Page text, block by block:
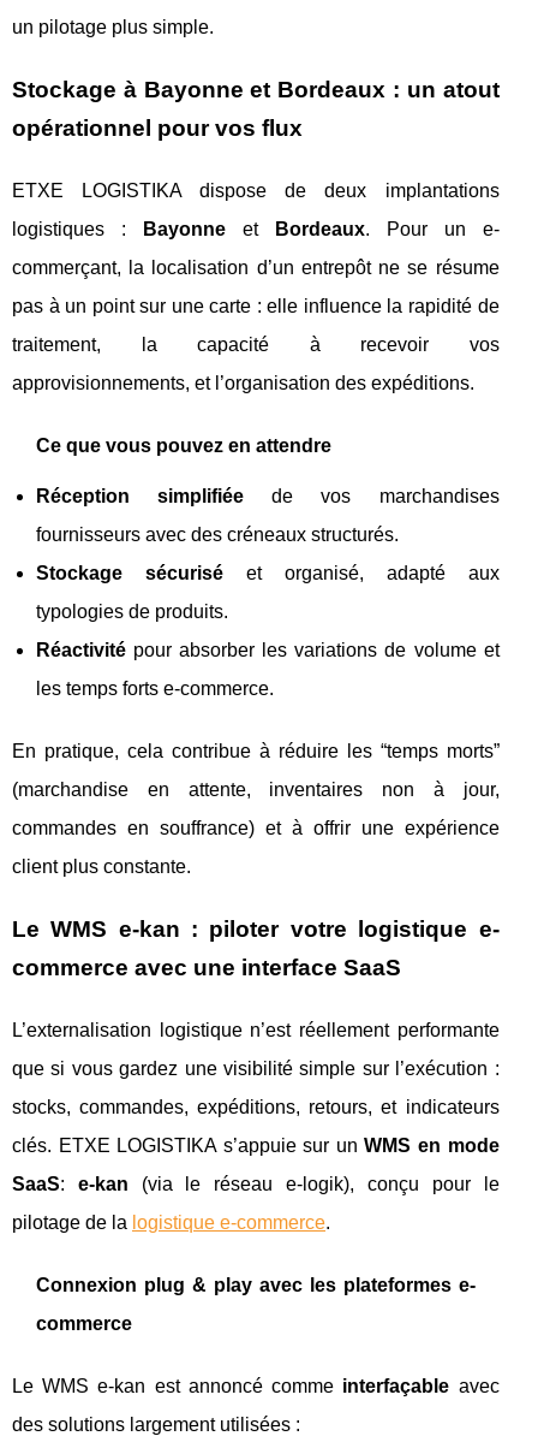
un pilotage plus simple.
Stockage à Bayonne et Bordeaux : un atout
opérationnel pour vos flux
ETXE LOGISTIKA dispose de deux implantations
logistiques :
Bayonneet Bordeaux. Pour un e-
commerçant, la localisation d’un entrepôt ne se résume
pas à un point sur une carte : elle influence la rapidité de
traitement, la capacité à recevoir vos
approvisionnements, et l’organisation des expéditions.
Ce que vous pouvez en attendre
Réception simplifiée de vos marchandises
fournisseurs avec des créneaux structurés.
Stockage sécuriséet organisé, adapté aux
typologies de produits.
Réactivité pour absorber les variations de volume et
les temps forts e-commerce.
En pratique, cela contribue à réduire les “temps morts”
(marchandise en attente, inventaires non à jour,
commandes en souffrance) et à offrir une expérience
client plus constante.
Le WMS e-kan : piloter votre logistique e-
commerce avec une interface SaaS
L’externalisation logistique n’est réellement performante
que si vous gardez une visibilité simple sur l’exécution :
stocks, commandes, expéditions, retours, et indicateurs
clés. ETXE LOGISTIKA s’appuie sur unWMS en mode
SaaS: e-kan (via le réseau e-logik), conçu pour le
pilotage de la logistique e-commerce.
Connexion plug & play avec les plateformes e-
commerce
Le WMS e-kan est annoncé comme interfaçable avec
des solutions largement utilisées :